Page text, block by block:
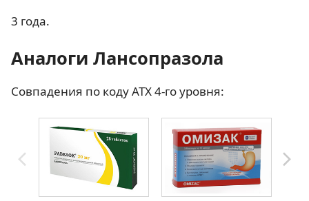
3 года.
Аналоги Лансопразола
Совпадения по коду АТХ 4-го уровня: